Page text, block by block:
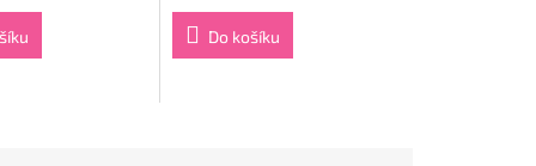
je
5,0
z
Do košíku